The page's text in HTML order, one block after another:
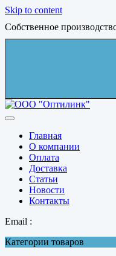
Skip to content
Собственное
Главная
О компании
Оплата
Доставка
Статьи
Новости
Контакты
Email :
Категории товаров